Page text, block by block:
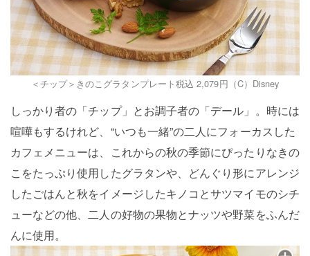
＜チップ＞きのこグラタンプレート税込 2,079円（C）Disney
しっかり者の「チップ」とお調子者の「デール」。時には
喧嘩もするけれど、“いつも一緒”の二人にフォーカスした
カフェメニューは、これからの秋の季節にぴったりなきの
こをたっぷり使用したグラタンや、どんぐり形にアレンジ
したごはんと秋をイメージしたキノコとサツマイモのシチ
ューなどの他、二人の好物の果物とナッツや野菜をふんだ
んに使用。